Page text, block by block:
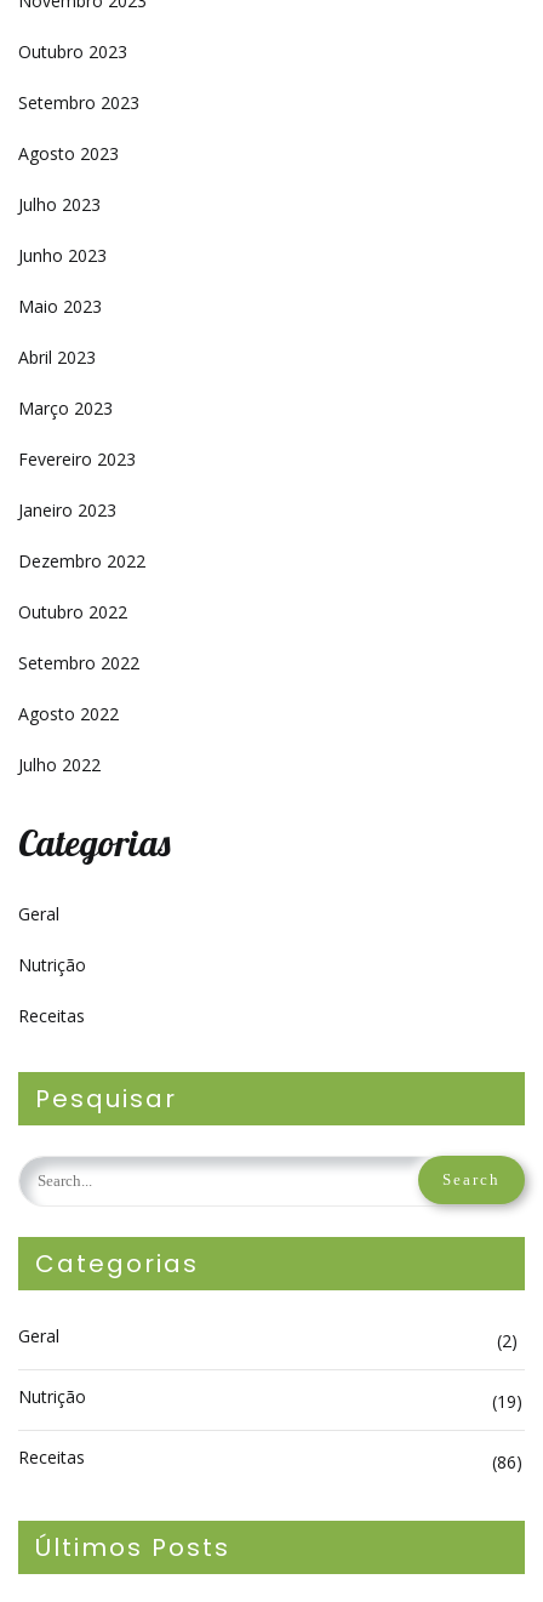
Outubro 2023
Setembro 2023
Agosto 2023
Julho 2023
Junho 2023
Maio 2023
Abril 2023
Março 2023
Fevereiro 2023
Janeiro 2023
Dezembro 2022
Outubro 2022
Setembro 2022
Agosto 2022
Julho 2022
Categorias
Geral
Nutrição
Receitas
Pesquisar
Categorias
Geral (2)
Nutrição (19)
Receitas (86)
Últimos Posts